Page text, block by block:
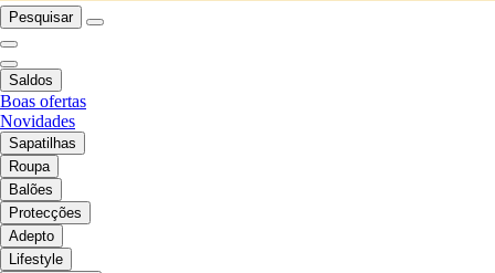
Pesquisar
Saldos
Boas ofertas
Novidades
Sapatilhas
Roupa
Balões
Protecções
Adepto
Lifestyle